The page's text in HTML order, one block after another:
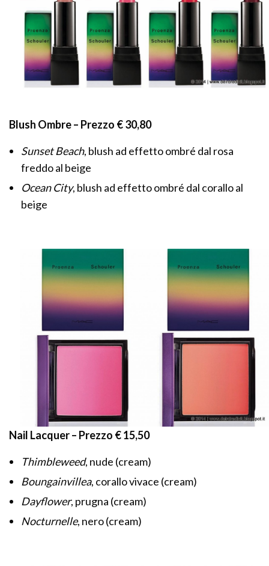
Blush Ombre – Prezzo € 30,80
Sunset Beach, blush ad effetto ombré dal rosa
freddo al beige
Ocean City, blush ad effetto ombré dal corallo al
beige
Nail Lacquer – Prezzo € 15,50
Thimbleweed, nude (cream)
Boungainvillea, corallo vivace (cream)
Dayflower, prugna (cream)
Nocturnelle, nero (cream)